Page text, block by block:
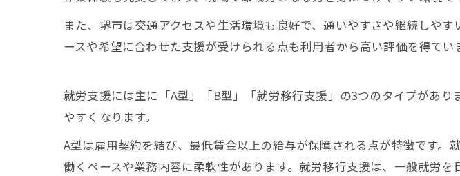
また、堺市は交通アクセスや生活環境も良好で、通いやすさや継続しや
ースや希望に合わせた支援が受けられる点も利用者から高い評価を得てい
就労支援には主に「A型」「B型」「就労移行支援」の3つのタイプがあ
やすくなります。
A型は雇用契約を結び、最低賃金以上の給与が保障される点が特徴です。
働くペースや業務内容に柔軟性があります。就労移行支援は、一般就労